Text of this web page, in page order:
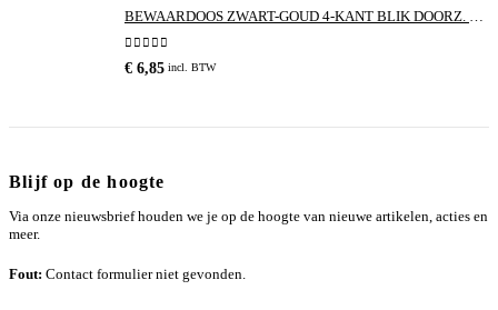
BEWAARDOOS ZWART-GOUD 4-KANT BLIK DOORZ. DEKSEL |
0 out of 5
€ 6,85 incl. BTW
Blijf op de hoogte
Via onze nieuwsbrief houden we je op de hoogte van nieuwe artikelen, acties en
meer.
Fout: Contact formulier niet gevonden.